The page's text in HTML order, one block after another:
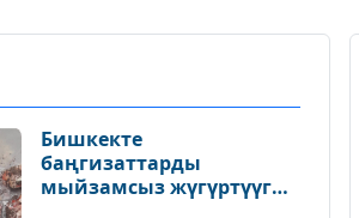
Бишкекте
баңгизаттарды
мыйзамсыз жүгүртүүгө